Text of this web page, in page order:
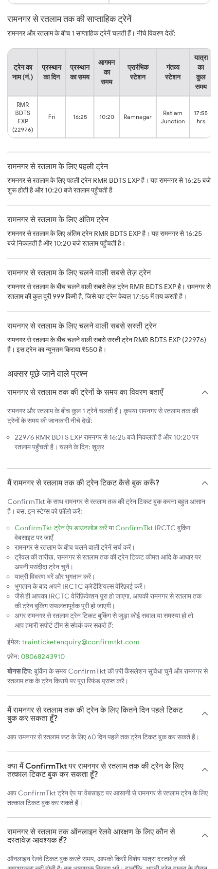
रामनगर से रतलाम तक की साप्ताहिक ट्रेनें
रामनगर और रतलाम के बीच 1 साप्ताहिक ट्रेनें चलती हैं। नीचे विवरण देखें:
ट्रेन का
नाम (नं.)
प्रस्थान
का दिन
प्रस्थान
का समय
आगमन
का
समय
प्रारंभिक
स्टेशन
गंतव्य
स्टेशन
यात्रा
का
कुल
समय
RMR
BDTS
EXP
(22976)
Fri 16:25 10:20 Ramnagar
Ratlam
Junction
17:55
hrs
रामनगर से रतलाम के लिए पहली ट्रेन
रामनगर से रतलाम के लिए पहली ट्रेन RMR BDTS EXP है। यह रामनगर से 16:25 बजे
शुरू होती है और 10:20 बजे रतलाम पहुँचती है
रामनगर से रतलाम के लिए अंतिम ट्रेन
रामनगर से रतलाम के लिए अंतिम ट्रेन RMR BDTS EXP है। यह रामनगर से 16:25
बजे निकलती है और 10:20 बजे रतलाम पहुँचती है।
रामनगर से रतलाम के लिए चलने वाली सबसे तेज़ ट्रेन
रामनगर से रतलाम के बीच चलने वाली सबसे तेज़ ट्रेन RMR BDTS EXP है। रामनगर से
रतलाम की कुल दूरी 999 किमी है, जिसे यह ट्रेन केवल 17:55 में तय करती है।
रामनगर से रतलाम के लिए चलने वाली सबसे सस्ती ट्रेन
रामनगर से रतलाम के बीच चलने वाली सबसे सस्ती ट्रेन RMR BDTS EXP (22976)
है। इस ट्रेन का न्यूनतम किराया ₹550 है।
अक्सर पूछे जाने वाले प्रश्न
रामनगर से रतलाम तक की ट्रेनों के समय का विवरण बताएँ
रामनगर और रतलाम के बीच कुल 1 ट्रेनें चलती हैं। कृपया रामनगर से रतलाम तक की
ट्रेनों के समय की जानकारी नीचे देखें:
22976 RMR BDTS EXP रामनगर से 16:25 बजे निकलती है और 10:20 पर
रतलाम पहुँचती है। चलने के दिन: शुक्र
मैं रामनगर से रतलाम तक की ट्रेन टिकट कैसे बुक करूँ?
ConfirmTkt के साथ रामनगर से रतलाम तक की ट्रेन टिकट बुक करना बहुत आसान
है। बस, इन स्टेप्स को फ़ॉलो करें:
ConfirmTkt ट्रेन ऐप डाउनलोड करेंयाConfirmTkt IRCTC बुकिंग
वेबसाइट पर जाएँ
रामनगर से रतलाम के बीच चलने वाली ट्रेनें सर्च करें।
ट्रैवल की तारीख, रामनगर से रतलाम तक की ट्रेन टिकट कीमत आदि के आधार पर
अपनी पसंदीदा ट्रेन चुनें।
यात्री विवरण भरें और भुगतान करें।
भुगतान के बाद अपने IRCTC क्रेडेंशियल्स वेरिफ़ाई करें।
जैसे ही आपका IRCTC वेरिफ़िकेशन पूरा हो जाएगा, आपकी रामनगर से रतलाम तक
की ट्रेन बुकिंग सफलतापूर्वक पूरी हो जाएगी।
अगर रामनगर से रतलाम ट्रेन टिकट बुकिंग से जुड़ा कोई सवाल या समस्या हो तो
आप हमारी सपोर्ट टीम से संपर्क कर सकते हैं:
ईमेल: trainticketenquiry@confirmtkt.com
फ़ोन: 08068243910
बोनस टिप: बुकिंग के समय ConfirmTkt की फ़्री कैंसलेशन सुविधा चुनें और रामनगर से
रतलाम तक के ट्रेन किराये पर पूरा रिफंड प्राप्त करें।
मैं रामनगर से रतलाम तक की ट्रेन के लिए कितने दिन पहले टिकट
बुक कर सकता हूँ?
आप रामनगर से रतलाम रूट के लिए 60 दिन पहले तक ट्रेन टिकट बुक कर सकते हैं।
क्या मैं ConfirmTkt पर रामनगर से रतलाम तक की ट्रेन के लिए
तत्काल टिकट बुक कर सकता हूँ?
आप ConfirmTkt ट्रेन ऐप या वेबसाइट पर आसानी से रामनगर से रतलाम ट्रेन के लिए
तत्काल टिकट बुक कर सकते हैं।
रामनगर से रतलाम तक ऑनलाइन रेलवे आरक्षण के लिए कौन से
दस्तावेज़ आवश्यक हैं?
ऑनलाइन रेलवे टिकट बुक करते समय, आपको किसी विशेष यात्रा दस्तावेज़ की